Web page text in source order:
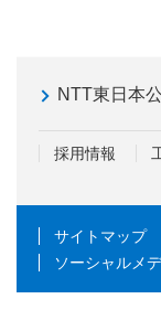
NTT東日本
採用情報
サイトマップ
ソーシャルメ